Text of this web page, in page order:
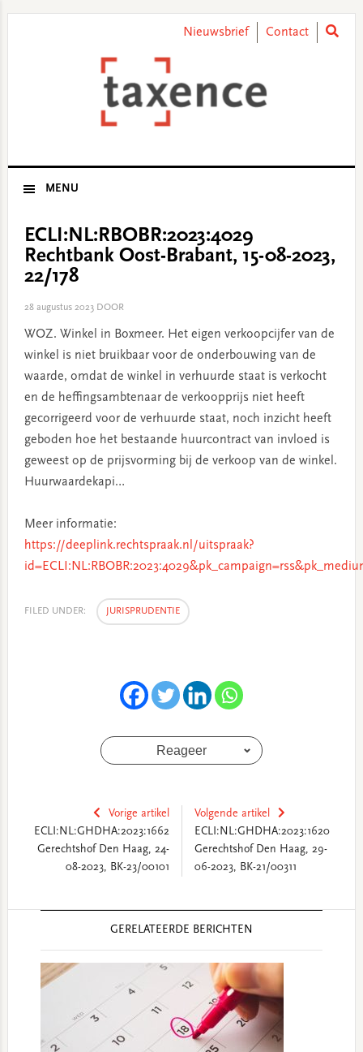
Nieuwsbrief Contact
MENU
ECLI:NL:RBOBR:2023:4029
Rechtbank Oost-Brabant, 15-08-2023,
22/178
28 augustus 2023DOOR
WOZ. Winkel in Boxmeer. Het eigen verkoopcijfer van de
winkel is niet bruikbaar voor de onderbouwing van de
waarde, omdat de winkel in verhuurde staat is verkocht
en de heffingsambtenaar de verkoopprijs niet heeft
gecorrigeerd voor de verhuurde staat, noch inzicht heeft
geboden hoe het bestaande huurcontract van invloed is
geweest op de prijsvorming bij de verkoop van de winkel.
Huurwaardekapi…
Meer informatie:
https://deeplink.rechtspraak.nl/uitspraak?
FILED UNDER: JURISPRUDENTIE
Reageer
Vorige artikel
ECLI:NL:GHDHA:2023:1662
Gerechtshof Den Haag, 24-
08-2023, BK-23/00101
Volgende artikel
ECLI:NL:GHDHA:2023:1620
Gerechtshof Den Haag, 29-
06-2023, BK-21/00311
GERELATEERDE BERICHTEN